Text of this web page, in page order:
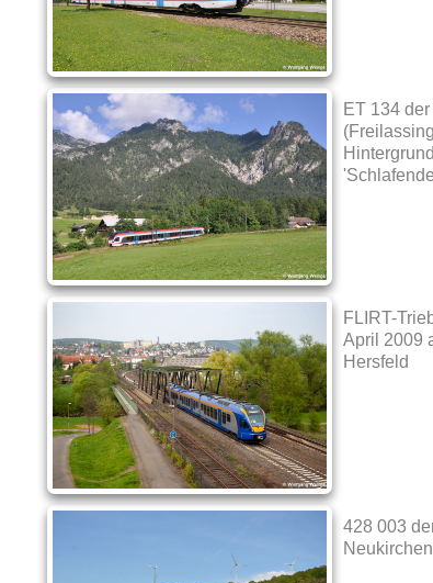
ET 134
FLIRT-
April 2009
Hersfeld
428 003